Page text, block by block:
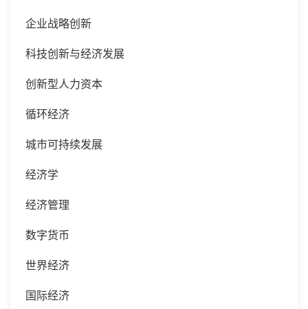
企业战略创新
科技创新与经济发展
创新型人力资本
循环经济
城市可持续发展
经济学
经济管理
数字货币
世界经济
国际经济